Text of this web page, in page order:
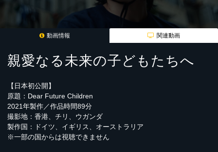
動画情報 関連動画
親愛なる未来の子どもたちへ
【日本初公開】
原題：Dear Future Children
2021年製作／作品時間89分
撮影地：香港、チリ、ウガンダ
製作国：ドイツ、イギリス、オーストラリア
※一部の国からは視聴できません